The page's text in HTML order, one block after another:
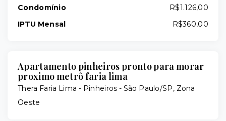
Condomínio
R$1.126,00
IPTU Mensal
R$360,00
Apartamento pinheiros pronto para morar
proximo metrô faria lima
Thera Faria Lima - Pinheiros - São Paulo/SP, Zona
Oeste